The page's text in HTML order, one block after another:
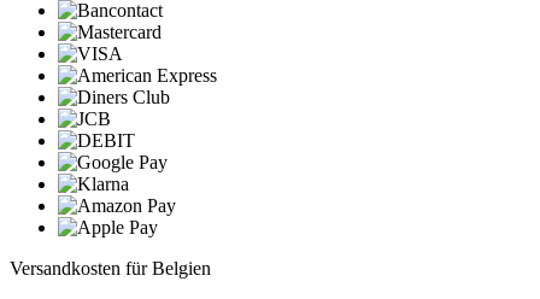
Versandkosten für Belgien